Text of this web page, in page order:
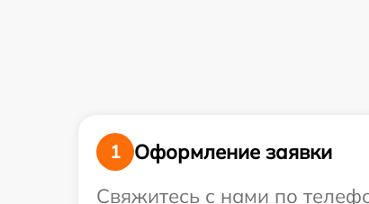
1
Оформление заявки
Свяжитесь с нами по